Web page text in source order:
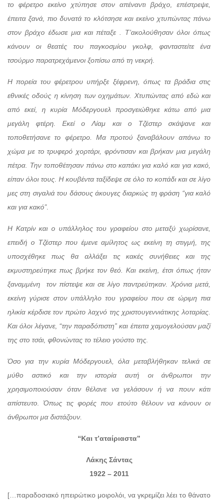
το φέρετρο εκείνο χτύπησε στον απέναντι βράχο, επέστρεψε,
έπειτα ξανά, πιο δυνατά το κλότσησε και εκείνο χτυπώντας πάνω
στον βράχο έδωσε μια και πέταξε . Τ’ακολούθησαν όλοι όπως
κάνουν οι θεατές του παγκοσμίου γκολφ, φανταστείτε ένα
τσούρμο παρατρεχάμενοι ξοπίσω από τη νεκρή.
Η πορεία του φέρετρου υπήρξε ξέφρενη, όπως τα βράδια στις
εθνικές οδούς η κίνηση των οχημάτων. Χτυπώντας από εδώ και
από εκεί, η κυρία Μόδεργουελ προσγειώθηκε κάτω από μια
μεγάλη φτέρη. Εκεί ο Λίαμ και ο Τζέστερ σκάψανε και
τοποθετήσανε το φέρετρο. Μα προτού ξαναβάλουν απάνω το
χώμα με το τρυφερό χορτάρι, φρόντισαν και βρήκαν μια μεγάλη
πέτρα. Την τοποθέτησαν πάνω στο καπάκι για καλό και για κακό,
είπαν όλοι τους. Η κουβέντα ταξίδεψε σε όλο το κοπάδι και σε λίγο
μες στη σιγαλιά του δάσους άκουγες διαρκώς τη φράση “για καλό
και για κακό”.
Η Κατρίν και ο υπάλληλος του γραφείου στο μεταξύ χωρίσανε,
επειδή ο Τζέστερ που έμενε αμίλητος ως εκείνη τη στιγμή, της
υποσχέθηκε πως θα αλλάξει τις κακές συνήθειες και της
εκμυστηρεύτηκε πως βρήκε τον θεό. Και εκείνη, έτσι όπως ήταν
ξαναμμένη
τον πίστεψε και σε λίγο παντρεύτηκαν. Χρόνια μετά,
εκείνη γύρισε στον υπάλληλο του γραφείου που σε ώριμη πια
ηλικία κέρδισε τον πρώτο λαχνό της χριστουγεννιάτικης λοταρίας.
Και όλοι λέγανε, “την παραδόπιστη” και έπειτα χαμογελούσαν μαζί
της στο τσάι, φθονώντας το τέλειο γούστο της.
Όσο για την κυρία Μόδεργουελ, όλα μεταβλήθηκαν τελικά σε
μύθο αστικό και την ιστορία αυτή οι άνθρωποι την
χρησιμοποιούσαν όταν θέλανε να γελάσουν ή να πουν κάτι
απίστευτο. Όπως τις φορές που ετούτο θέλουν να κάνουν οι
άνθρωποι μα διστάζουν.
“Και τ’αταίριαστα”
Λάκης Σάντας
1922 – 2011
[…παραδοσιακό ηπειρώτικο μοιρολόι, να γκρεμίζει λέει το θάνατο